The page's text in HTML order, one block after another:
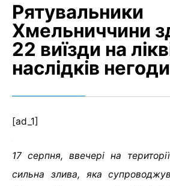
Рятувальники
Хмельниччини
22 виїзди на
наслідків
[ad_1]
17 серпня, ввечері на
сильна злива, яка